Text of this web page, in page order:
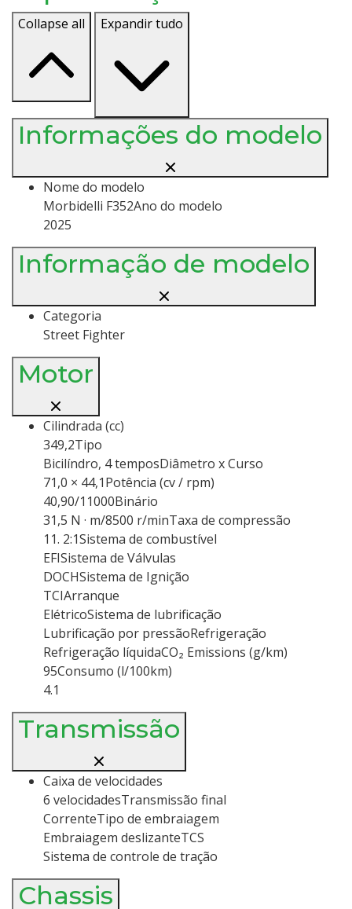
Collapse all Expandir tudo
Informações do modelo
Nome do modelo
Morbidelli F352Ano do modelo
2025
Informação de modelo
Categoria
Street Fighter
Motor
Cilindrada (cc)
349,2Tipo
Bicilíndro, 4 temposDiâmetro x Curso
71,0 × 44,1Potência (cv / rpm)
40,90/11000Binário
31,5 N · m/8500 r/minTaxa de compressão
11. 2:1Sistema de combustível
EFISistema de Válvulas
DOCHSistema de Ignição
TCIArranque
ElétricoSistema de lubrificação
Lubrificação por pressãoRefrigeração
Refrigeração líquidaCO₂ Emissions (g/km)
95Consumo (l/100km)
4.1
Transmissão
Caixa de velocidades
6 velocidadesTransmissão final
CorrenteTipo de embraiagem
Embraiagem deslizanteTCS
Sistema de controle de tração
Chassis